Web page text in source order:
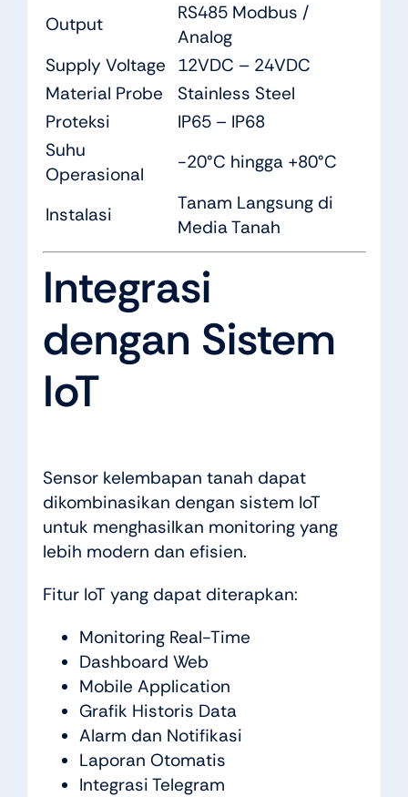
Output
RS485 Modbus /
Analog
Supply Voltage 12VDC – 24VDC
Material Probe
Stainless Steel
Proteksi
IP65 – IP68
Suhu
Operasional
-20°C hingga +80°C
Instalasi
Tanam Langsung di
Media Tanah
Integrasi
dengan Sistem
IoT
Sensor kelembapan tanah dapat
dikombinasikan dengan sistem IoT
untuk menghasilkan monitoring yang
lebih modern dan efisien.
Fitur IoT yang dapat diterapkan:
Monitoring Real-Time
Dashboard Web
Mobile Application
Grafik Historis Data
Alarm dan Notifikasi
Laporan Otomatis
Integrasi Telegram